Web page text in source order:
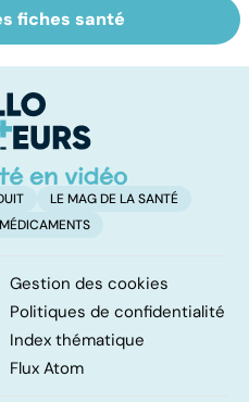
Gynéco : un suivi
pour la vie
fiches santé
LE MAG DE LA SANTÉ
MÉDICAMENTS
Gestion des cookies
Politiques de confidentialité
Index thématique
Flux Atom